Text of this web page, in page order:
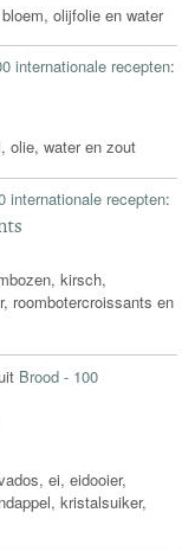
olijfolie en water
internationale recepten:
olie, water en zout
internationale recepten:
kirsch,
roombotercroissants en
Brood - 100
ei, eidooier,
kristalsuiker,